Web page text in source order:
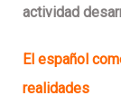
actividad
El español
realidades